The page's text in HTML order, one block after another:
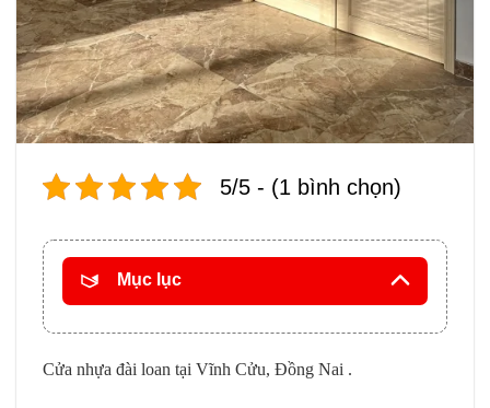
5/5 - (1 bình chọn)
Mục lục
Cửa nhựa đài loan tại Vĩnh Cửu, Đồng Nai .